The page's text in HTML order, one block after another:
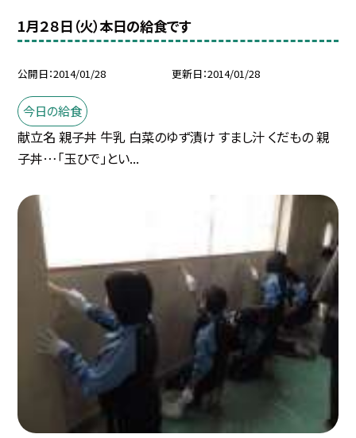
1月２８日（火）本日の給食です
公開日 2014/01/28 更新日 2014/01/28
今日の給食
献立名 親子丼 牛乳 白菜のゆず漬け すまし汁 くだもの 親
子丼…「玉ひで」とい...